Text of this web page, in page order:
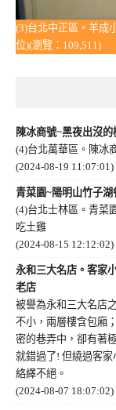
(3)台北中正區。羊成
位)(瀏覽：109,511)
陳冰商號~黑夜出沒
(4)台北萬華區。陳冰
(2024-08-19 11:07:01)
青菜園~陽明山竹子
(4)台北士林區。青菜
吃土雞
(2024-08-15 12:12:02)
永和三大名店。客家
老店
被譽為永和三大名店
不小，兩層樓含包廂
密的巷弄中，卻有著
就錯過了! 但繞過客
絡繹不絕。
(2024-08-07 18:07:02)